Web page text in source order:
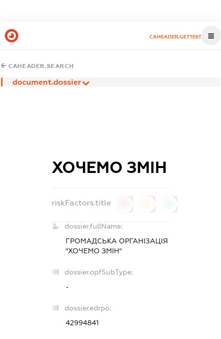
CAHEADER.GETTEST
CAHEADER.SEARCH
document.dossier
ХОЧЕМО ЗМІН
riskFactors.title
dossier.fullName:
ГРОМАДСЬКА ОРГАНІЗАЦІЯ
"ХОЧЕМО ЗМІН"
dossier.opfSubType:
-
dossier.edrpo:
42994841